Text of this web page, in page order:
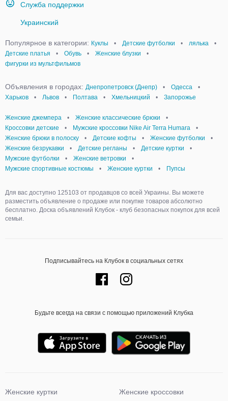
Служба поддержки
Украинский
Популярное в категории: Куклы • Детские футболки • лялька
•
Детские платья
• Обувь • Женские блузки
•
фигурки из мультфильмов
Объявления в городах: Днепропетровск (Днепр) • Одесса
•
Харьков
• Львов • Полтава • Хмельницкий • Запорожье
Женские джемпера • Женские классические брюки
•
Кроссовки детские
• Мужские кроссовки Nike Air Terra Humara
•
Женские брюки в полоску
• Детские кофты • Женские футболки
•
Женские безрукавки
• Детские регланы • Детские куртки
•
Мужские футболки
• Женские ветровки
•
Мужские спортивные костюмы
• Женские куртки • Пупсы
Для вас доступно 125103 от продавцов со всей Украины. Вы можете
разместить объявление о продаже или покупке товаров абсолютно
бесплатно. Доска объявлений Клубок - клуб безопасных покупок для всей
семьи.
Подписывайтесь на Клубок в социальных сетях
Будьте всегда на связи с помощью приложений Клубка
Женские куртки
Женские кроссовки